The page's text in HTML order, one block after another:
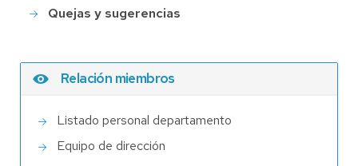
Quejas y sugerencias
Relación miembros
Listado personal departamento
Equipo de dirección